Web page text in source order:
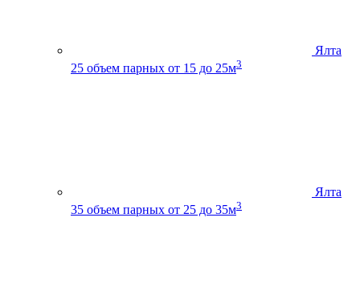
Ялта
25 объем парных от 15 до 25м3
Ялта
35 объем парных от 25 до 35м3